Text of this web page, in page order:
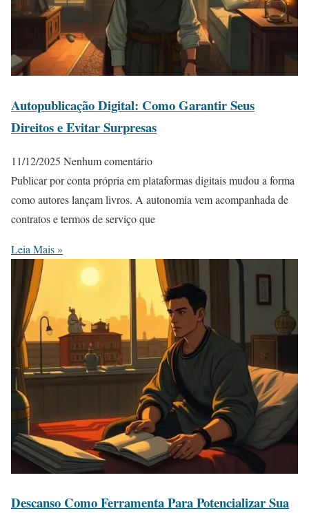
Autopublicação Digital: Como Garantir Seus
Direitos e Evitar Surpresas
11/12/2025 Nenhum comentário
Publicar por conta própria em plataformas digitais mudou a forma
como autores lançam livros. A autonomia vem acompanhada de
contratos e termos de serviço que
Leia Mais »
Descanso Como Ferramenta Para Potencializar Sua